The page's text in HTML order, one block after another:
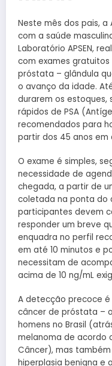
Neste mês dos pais,
com a saúde
Laboratório APSEN,
com exames
próstata – glândula
o avanço da idade.
durarem os estoques,
rápidos de PSA
recomendados para
partir dos 45 anos em
O exame é simples,
necessidade de
chegada, a partir de
coletada na ponta do
participantes devem
responder um breve
enquadra no perfil
em até 10 minutos e
necessitam de
acima de 10 ng/mL
A detecção precoce
câncer de próstata –
homens no Brasil
melanoma de acordo
Câncer), mas
hiperplasia benigna e